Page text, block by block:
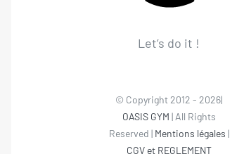
Let’s do it !
© Copyright 2012 - 2026|
OASIS GYM | All Rights
Reserved | Mentions légales |
CGV et REGLEMENT